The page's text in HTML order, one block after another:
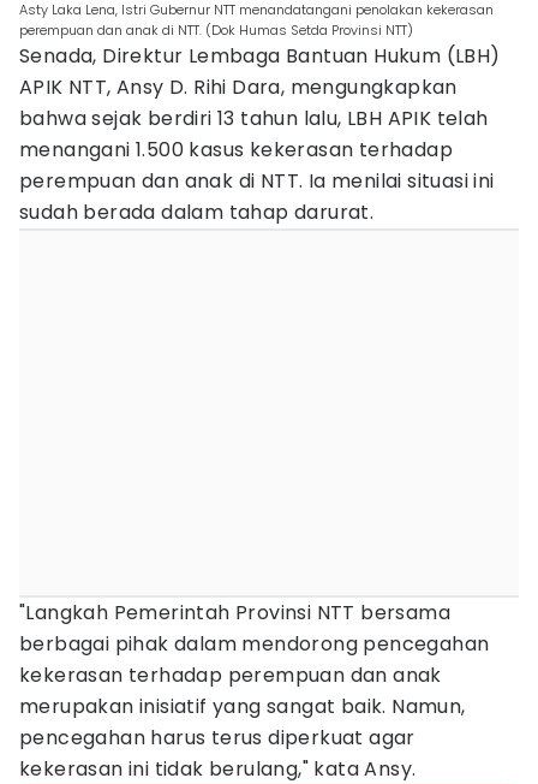
Asty Laka Lena, Istri Gubernur NTT menandatangani penolakan kekerasan
perempuan dan anak di NTT. (Dok Humas Setda Provinsi NTT)
Senada, Direktur Lembaga Bantuan Hukum (LBH)
APIK NTT, Ansy D. Rihi Dara, mengungkapkan
bahwa sejak berdiri 13 tahun lalu, LBH APIK telah
menangani 1.500 kasus kekerasan terhadap
perempuan dan anak di NTT. Ia menilai situasi ini
sudah berada dalam tahap darurat.
"Langkah Pemerintah Provinsi NTT bersama
berbagai pihak dalam mendorong pencegahan
kekerasan terhadap perempuan dan anak
merupakan inisiatif yang sangat baik. Namun,
pencegahan harus terus diperkuat agar
kekerasan ini tidak berulang," kata Ansy.